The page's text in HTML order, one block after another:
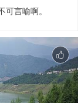
可言喻啊。